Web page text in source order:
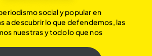
social y popular en
a descubrir lo que defendemos, las
nuestras y todo lo que nos